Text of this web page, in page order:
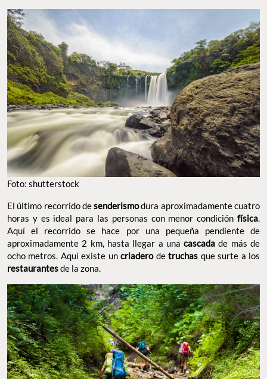
Foto: shutterstock
El último recorrido desenderismodura aproximadamente cuatro
horas y es ideal para las personas con menor condición física.
Aquí el recorrido se hace por una pequeña pendiente de
aproximadamente 2 km, hasta llegar a unacascadade más de
ocho metros. Aquí existe uncriadero detruchas que surte a los
restaurantesde la zona.